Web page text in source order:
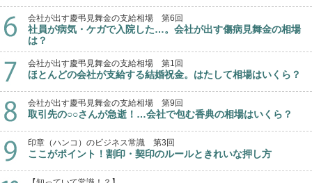
会社が出す慶弔見舞金の支給相場 第6回
社員が病気・ケガで入院した…。会社が出す傷病見舞金の相場
は？
会社が出す慶弔見舞金の支給相場 第1回
ほとんどの会社が支給する結婚祝金。はたして相場はいくら？
会社が出す慶弔見舞金の支給相場 第9回
取引先の○○さんが急逝！…会社で包む香典の相場はいくら？
印章（ハンコ）のビジネス常識 第3回
ここがポイント！割印・契印のルールときれいな押し方